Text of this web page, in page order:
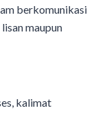
berkomunikasi
maupun
kalimat